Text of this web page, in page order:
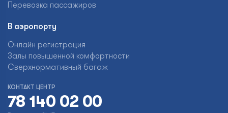
Перевозка пассажиров
В аэропорту
Онлайн регистрация
Залы повышенной комфортности
Сверхнормативный багаж
КОНТАКТ ЦЕНТР
78 140 02 00